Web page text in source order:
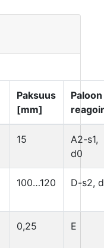
Paksuus
[mm]
Paloon
15
A2-s1,
d0
100…120 D-s2,
0,25 E